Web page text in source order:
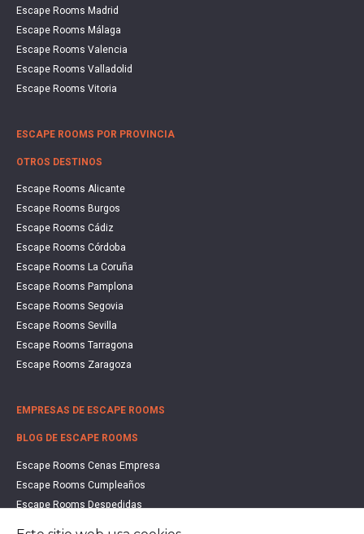
Escape Rooms Madrid
Escape Rooms Málaga
Escape Rooms Valencia
Escape Rooms Valladolid
Escape Rooms Vitoria
ESCAPE ROOMS POR PROVINCIA
OTROS DESTINOS
Escape Rooms Alicante
Escape Rooms Burgos
Escape Rooms Cádiz
Escape Rooms Córdoba
Escape Rooms La Coruña
Escape Rooms Pamplona
Escape Rooms Segovia
Escape Rooms Sevilla
Escape Rooms Tarragona
Escape Rooms Zaragoza
EMPRESAS DE ESCAPE ROOMS
BLOG DE ESCAPE ROOMS
Escape Rooms Cenas Empresa
Escape Rooms Cumpleaños
Escape Rooms Despedidas